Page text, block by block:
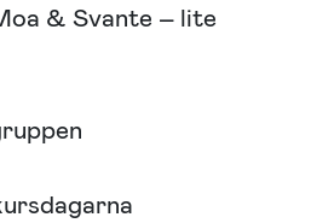
& Svante – lite